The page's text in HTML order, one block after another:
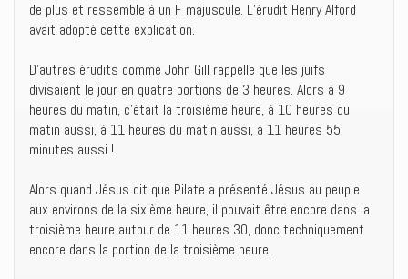
de plus et ressemble à un F majuscule. L’érudit Henry Alford
avait adopté cette explication.
D’autres érudits comme John Gill rappelle que les juifs
divisaient le jour en quatre portions de 3 heures. Alors à 9
heures du matin, c’était la troisième heure, à 10 heures du
matin aussi, à 11 heures du matin aussi, à 11 heures 55
minutes aussi !
Alors quand Jésus dit que Pilate a présenté Jésus au peuple
aux environs de la sixième heure, il pouvait être encore dans la
troisième heure autour de 11 heures 30, donc techniquement
encore dans la portion de la troisième heure.